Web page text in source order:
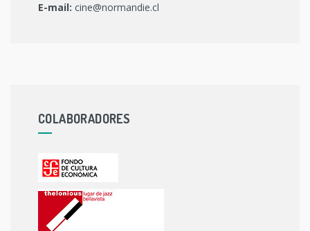
E-mail: cine@normandie.cl
COLABORADORES